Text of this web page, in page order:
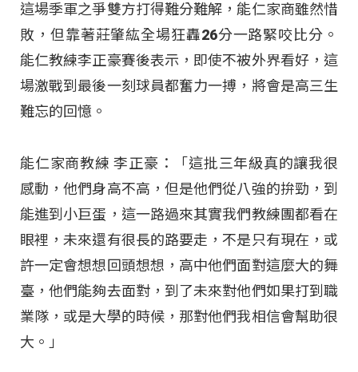
這場季軍之爭雙方打得難分難解，能仁家商雖然惜
敗，但靠著莊肇紘全場狂轟26分一路緊咬比分。
能仁教練李正豪賽後表示，即使不被外界看好，這
場激戰到最後一刻球員都奮力一搏，將會是高三生
難忘的回憶。
能仁家商教練 李正豪：「這批三年級真的讓我很
感動，他們身高不高，但是他們從八強的拚勁，到
能進到小巨蛋，這一路過來其實我們教練團都看在
眼裡，未來還有很長的路要走，不是只有現在，或
許一定會想想回頭想想，高中他們面對這麼大的舞
臺，他們能夠去面對，到了未來對他們如果打到職
業隊，或是大學的時候，那對他們我相信會幫助很
大。」